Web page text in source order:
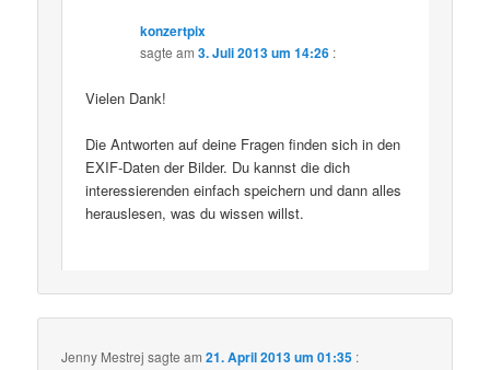
konzertpix
sagte am3. Juli 2013 um 14:26 :
Vielen Dank!
Die Antworten auf deine Fragen finden sich in den
EXIF-Daten der Bilder. Du kannst die dich
interessierenden einfach speichern und dann alles
herauslesen, was du wissen willst.
Jenny Mestrej sagte am21. April 2013 um 01:35 :